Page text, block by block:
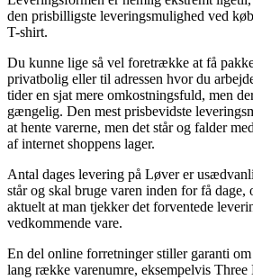
den prisbilligste leveringsmulighed ved
T-shirt.
Du kunne lige så vel foretrække at få
privatbolig eller til adressen hvor du
tider en sjat mere omkostningsfuld, men
gængelig. Den mest prisbevidste
at hente varerne, men det står og falder
af internet shoppens lager.
Antal dages levering på Løver er
står og skal bruge varen inden for få dage,
aktuelt at man tjekker det forventede
vedkommende vare.
En del online forretninger stiller garanti
lang række varenumre, eksempelvis